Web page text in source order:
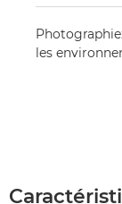
les